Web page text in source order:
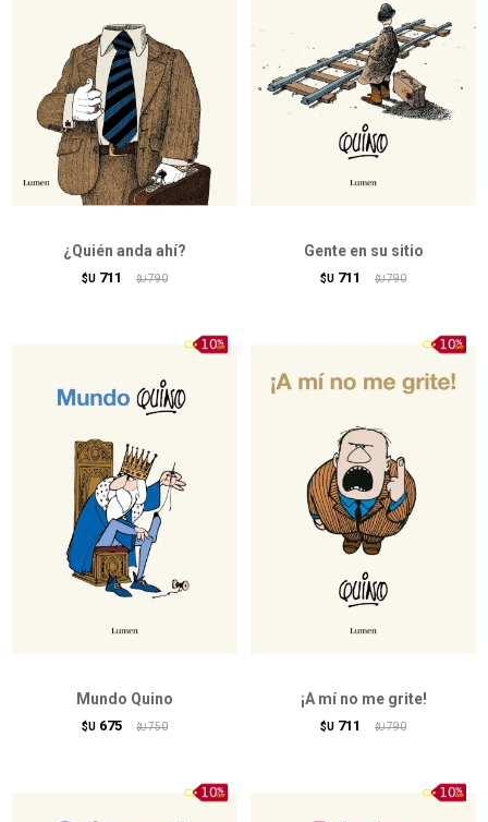
¿Quién anda ahí?
$U 711 $U 790
Gente en su sitio
$U 711 $U 790
Mundo Quino
$U 675 $U 750
¡A mí no me grite!
$U 711 $U 790